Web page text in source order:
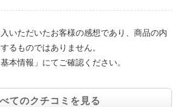
入いただいたお客様の感想であり、商品の内
るものではありません。
本情報」にてご確認ください。
てのクチコミを見る